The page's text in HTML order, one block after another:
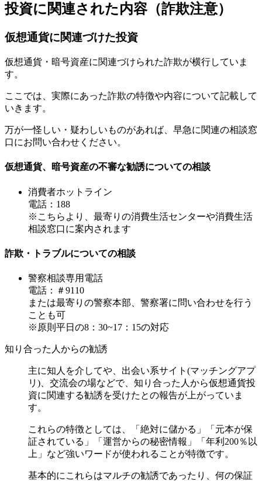
投資に関連された内容（詐欺注意）
仮想通貨に関連づけた投資
仮想通貨・暗号資産に関連づけられた詐欺が横行していま
す。
ここでは、実際にあった詐欺の特徴や内容について記載して
いきます。
万が一怪しい・疑わしいものがあれば、早急に関連の相談窓
口にお問い合わせください。
仮想通貨、暗号資産の不審な勧誘についての相談
消費者ホットライン
電話：188
※こちらより、最寄りの消費生活センターや消費生活
相談窓口に案内されます
詐欺・トラブルについての相談
警察相談専用電話
電話：＃9110
または最寄りの警察本部、警察署に問い合わせを行う
ことも可
※原則平日の8：30~17：15の対応
知り合った人からの勧誘
主に知人を介してや、出会い系サイト(マッチングアプ
リ)、交流会の場などで、知り合った人から仮想通貨投
資に関連する勧誘を受けたとの報告が上がっていま
す。
これらの特徴としては、「絶対に儲かる」「元本が保
証されている」「運営からの秘密情報」「年利200％以
上」など強いワードが使われることが特徴です。
基本的にこれらはマルチの勧誘であったり、何の保証